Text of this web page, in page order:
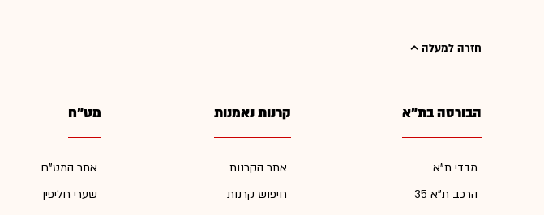
חזרה למעלה
הבורסה בת"א
מדדי ת"א
הרכב ת"א 35
קרנות נאמנות
אתר הקרנות
חיפוש קרנות
מט"ח
אתר המט"ח
שערי חליפין